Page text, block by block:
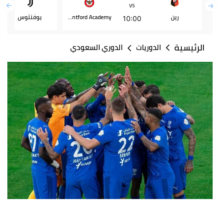
رين
VS
10:00
Brentford Academy يوفنتوس
الرئيسية الدوريات الدوري السعودي